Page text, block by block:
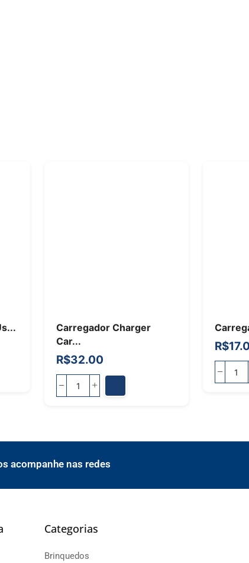
Carregador Charger
Car...
R$32.00
R$
acompanhe nas redes
Categorias
Brinquedos